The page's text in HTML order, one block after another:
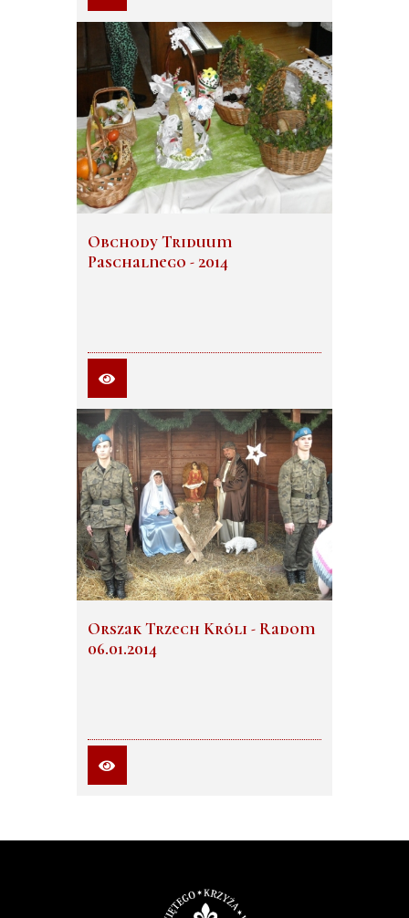
Obchody Triduum
Paschalnego - 2014
Orszak Trzech Króli - Radom
06.01.2014